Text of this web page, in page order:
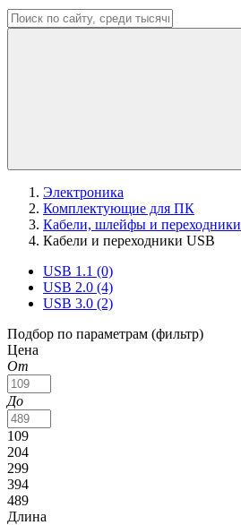
Электроника
Комплектующие для ПК
Кабели, шлейфы и переходники
Кабели и переходники USB
USB 1.1 (0)
USB 2.0 (4)
USB 3.0 (2)
Подбор по параметрам (фильтр)
Цена
От
До
109
204
299
394
489
Длина